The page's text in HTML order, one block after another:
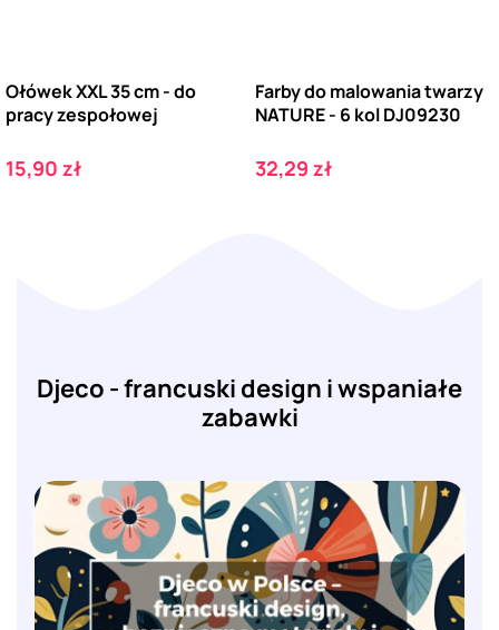
Ołówek XXL 35 cm - do
pracy zespołowej
Cena
15,90 zł
Farby do malowania twarzy
NATURE - 6 kol DJ09230
Cena
32,29 zł
Djeco - francuski design i wspaniałe
zabawki